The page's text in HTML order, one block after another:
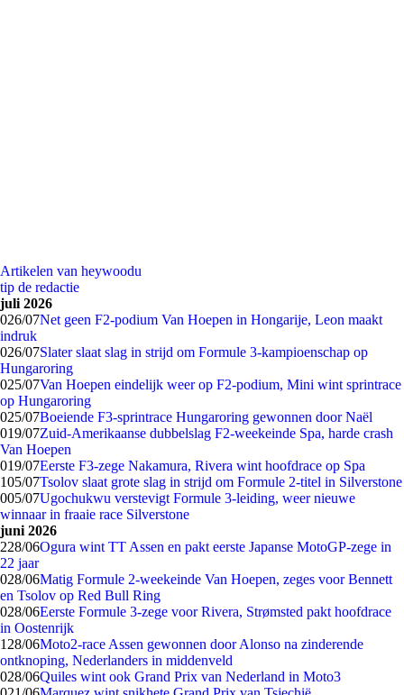
Artikelen van heywoodu
tip de redactie
juli 2026
026/07Net geen F2-podium Van Hoepen in Hongarije, Leon maakt
indruk
026/07Slater slaat slag in strijd om Formule 3-kampioenschap op
Hungaroring
025/07Van Hoepen eindelijk weer op F2-podium, Mini wint sprintrace
op Hungaroring
025/07Boeiende F3-sprintrace Hungaroring gewonnen door Naël
019/07Zuid-Amerikaanse dubbelslag F2-weekeinde Spa, harde crash
Van Hoepen
019/07Eerste F3-zege Nakamura, Rivera wint hoofdrace op Spa
105/07Tsolov slaat grote slag in strijd om Formule 2-titel in Silverstone
005/07Ugochukwu verstevigt Formule 3-leiding, weer nieuwe
winnaar in fraaie race Silverstone
juni 2026
228/06Ogura wint TT Assen en pakt eerste Japanse MotoGP-zege in
22 jaar
028/06Matig Formule 2-weekeinde Van Hoepen, zeges voor Bennett
en Tsolov op Red Bull Ring
028/06Eerste Formule 3-zege voor Rivera, Strømsted pakt hoofdrace
in Oostenrijk
1 28/06Moto2-race Assen gewonnen door Alonso na zinderende
ontknoping, Nederlanders in middenveld
028/06Quiles wint ook Grand Prix van Nederland in Moto3